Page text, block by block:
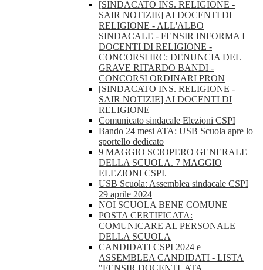
[SINDACATO INS. RELIGIONE -
SAIR NOTIZIE] AI DOCENTI DI
RELIGIONE - ALL'ALBO
SINDACALE - FENSIR INFORMA I
DOCENTI DI RELIGIONE -
CONCORSI IRC: DENUNCIA DEL
GRAVE RITARDO BANDI -
CONCORSI ORDINARI PRON
[SINDACATO INS. RELIGIONE -
SAIR NOTIZIE] AI DOCENTI DI
RELIGIONE
Comunicato sindacale Elezioni CSPI
Bando 24 mesi ATA: USB Scuola apre lo
sportello dedicato
9 MAGGIO SCIOPERO GENERALE
DELLA SCUOLA. 7 MAGGIO
ELEZIONI CSPI.
USB Scuola: Assemblea sindacale CSPI
29 aprile 2024
NOI SCUOLA BENE COMUNE
POSTA CERTIFICATA:
COMUNICARE AL PERSONALE
DELLA SCUOLA
CANDIDATI CSPI 2024 e
ASSEMBLEA CANDIDATI - LISTA